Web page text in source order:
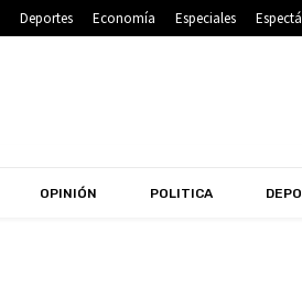
Deportes Economía Especiales
OPINIÓN POLITICA